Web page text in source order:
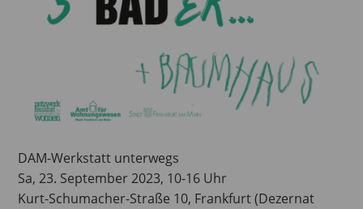
DAM-Werkstatt unterwegs
Sa, 23. September 2023, 10-16 Uhr
Kurt-Schumacher-Straße 10, Frankfurt (Dezernat